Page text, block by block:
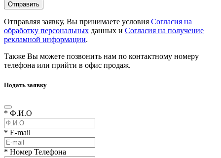
Отправляя заявку, Вы принимаете условия Согласия на
обработку персональных данных и Согласия на получение
рекламной информации.
Также Вы можете позвонить нам по контактному номеру
телефона или прийти в офис продаж.
Подать заявку
* Ф.И.О
* E-mail
* Номер Телефона